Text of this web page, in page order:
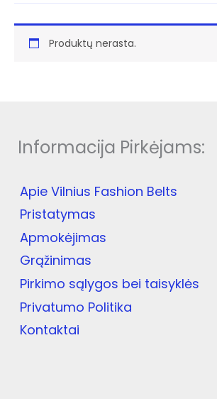
Produktų nerasta.
Informacija Pirkėjams:
Apie Vilnius Fashion Belts
Pristatymas
Apmokėjimas
Grąžinimas
Pirkimo sąlygos bei taisyklės
Privatumo Politika
Kontaktai